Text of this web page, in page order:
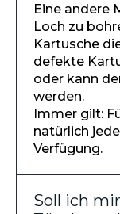
Eine andere
Loch zu
Kartusche
defekte
oder kann
werden.
Immer gilt:
natürlich
Verfügung.
Soll ich